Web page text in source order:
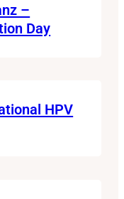
–
Day
HPV